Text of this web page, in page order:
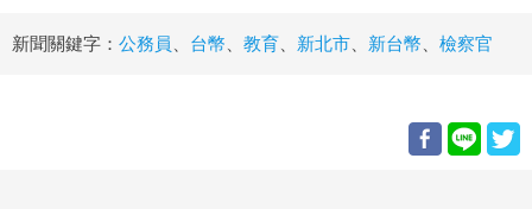
新聞關鍵字： 公務員 台幣 教育 新北市 新台幣 檢察官